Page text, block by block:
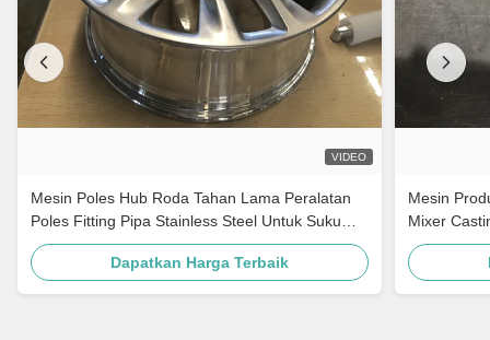
VIDEO
Mesin Poles Hub Roda Tahan Lama Peralatan
Poles Fitting Pipa Stainless Steel Untuk Suku
Cadang Otomotif
Dapatkan Harga Terbaik
Mesin
Mixer